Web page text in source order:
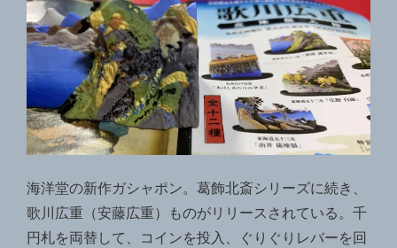
海洋堂の新作ガシャポン。葛飾北斎シリーズに続き、
歌川広重（安藤広重）ものがリリースされている。千
円札を両替して、コインを投入、ぐりぐりレバーを回